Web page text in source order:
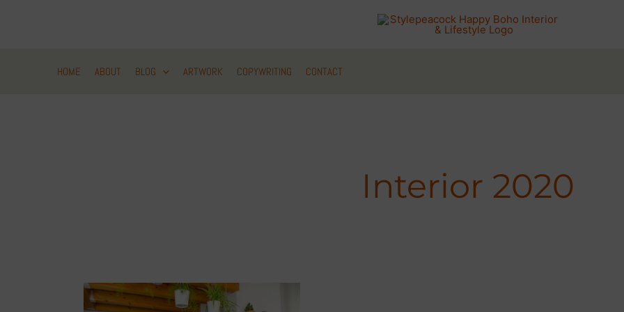
HOME ABOUT BLOG ARTWORK COPYWRITING CONTACT
Interior 2020